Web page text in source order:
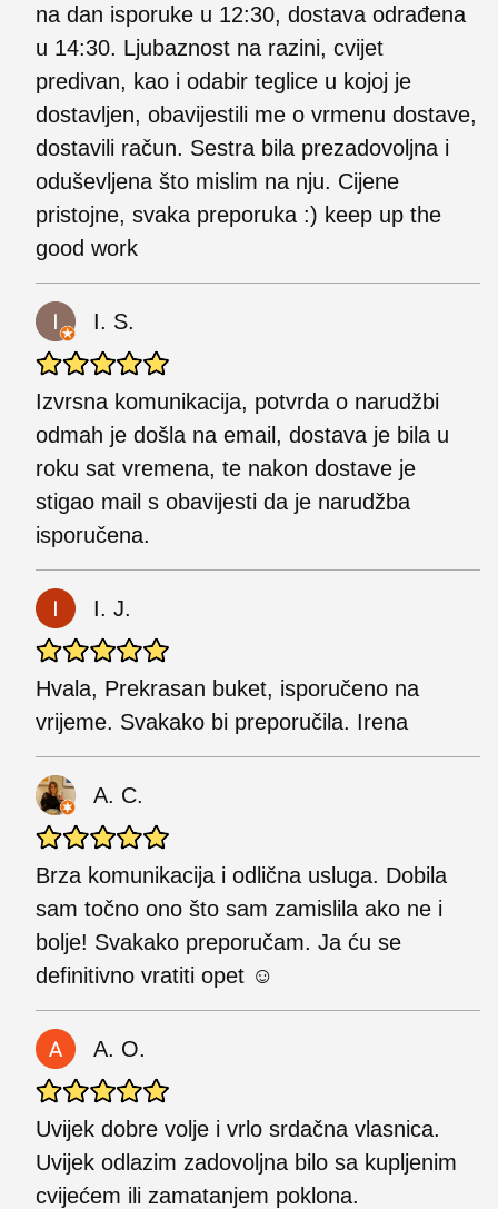
na dan isporuke u 12:30, dostava odrađena
u 14:30. Ljubaznost na razini, cvijet
predivan, kao i odabir teglice u kojoj je
dostavljen, obavijestili me o vrmenu dostave,
dostavili račun. Sestra bila prezadovoljna i
oduševljena što mislim na nju. Cijene
pristojne, svaka preporuka :) keep up the
good work
I. S.
Izvrsna komunikacija, potvrda o narudžbi
odmah je došla na email, dostava je bila u
roku sat vremena, te nakon dostave je
stigao mail s obavijesti da je narudžba
isporučena.
I. J.
Hvala, Prekrasan buket, isporučeno na
vrijeme. Svakako bi preporučila. Irena
A. C.
Brza komunikacija i odlična usluga. Dobila
sam točno ono što sam zamislila ako ne i
bolje! Svakako preporučam. Ja ću se
definitivno vratiti opet ☺️
A. O.
Uvijek dobre volje i vrlo srdačna vlasnica.
Uvijek odlazim zadovoljna bilo sa kupljenim
cvijećem ili zamatanjem poklona.